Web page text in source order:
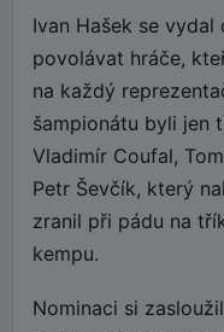
Ivan Hašek se
povolávat hráče,
na každý
šampionátu byli jen
Vladimír Coufal,
Petr Ševčík, který
zranil při pádu na
kempu.
Nominaci si